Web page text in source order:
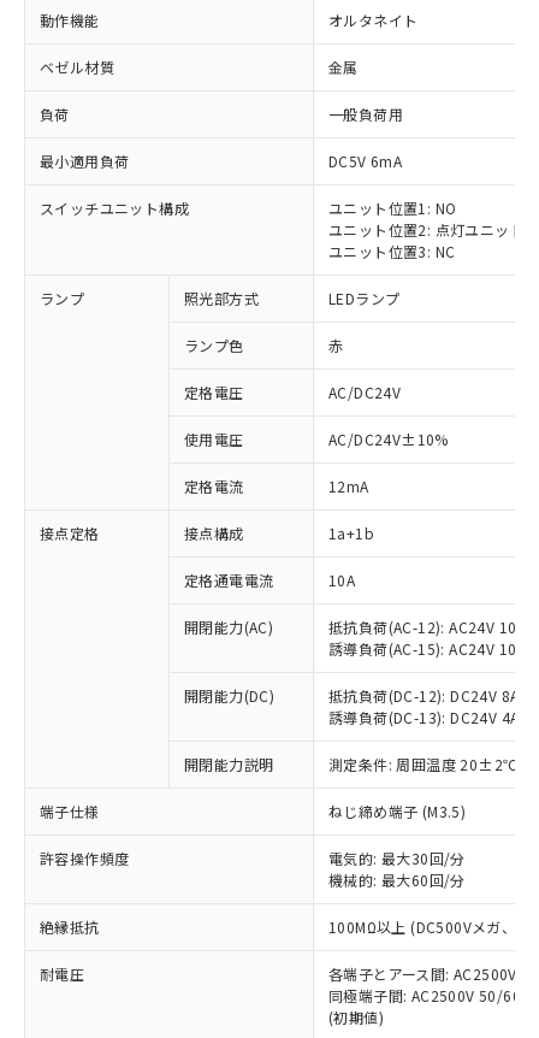
動作機能 オルタネイト
ベゼル材質 金属
負荷 一般負荷用
最小適用負荷 DC5V 6mA
スイッチユニット構成
ユニット位置1: NO
ユニット位置2: 点灯ユニット
ユニット位置3: NC
ランプ 照光部方式 LEDランプ
ランプ色 赤
定格電圧 AC/DC24V
使用電圧 AC/DC24V±10%
定格電流 12mA
接点定格 接点構成 1a+1b
定格通電電流 10A
開閉能力(AC)
抵抗負荷(AC-12): AC24V 10A/
誘導負荷(AC-15): AC24V
開閉能力(DC)
抵抗負荷(DC-12): DC24V 8A/
誘導負荷(DC-13): DC24V 4A/
開閉能力説明 測定条件: 周囲温度 20±2℃、
端子仕様 ねじ締め端子 (M3.5)
許容操作頻度
電気的: 最大30回/分
機械的: 最大60回/分
絶縁抵抗 100MΩ以上 (DC500Vメガ、点
耐電圧
各端子とアース間: AC2500V
同極端子間: AC2500V 50/
(初期値)
ご利用条件
ご利用ください。
本サービスは、当社制御機器事業取扱
商品の当社在庫状況および標準価格
(税抜)を提供させていただくもので
当社制御機器事業取扱商品の中には、
本サービスの対象外となる商品もある
ことをご了承ください。
在庫状況および標準価格照会結果は、
対応済み：EU RoHS指令（10物質）の
非含有に対応した製品が提供可能な商品で
対応予定：EU RoHS指令（10物質）の非含
有に対応した製品に切り替える予定のある
対応予定なし：EU RoHS指令（10物質）の
非含有に非対応の商品で、対応品を出す予
定はありません。
調査・確認中：EU RoHS指令（10物質）の
非含有の対応状況を調査中または確認中の
害物質有無と関係のない商品です。
仕入先様の事情により、非含有部品として
いたものが、含有品と判明した場合などや
むを得ず変更することがあります。
※1 中国RoHS○×表
「○」：最大均質材料含有率が中国RoHSの
基準値以下であることを示します。
「×」：最大均質材料含有率が中国RoHSの
基準値を超えていることを示します。
「－」：未確認です。当社販売部門へお問
当社は、これら貴社製品のうち、外国
為替および外国貿易法に定める商品